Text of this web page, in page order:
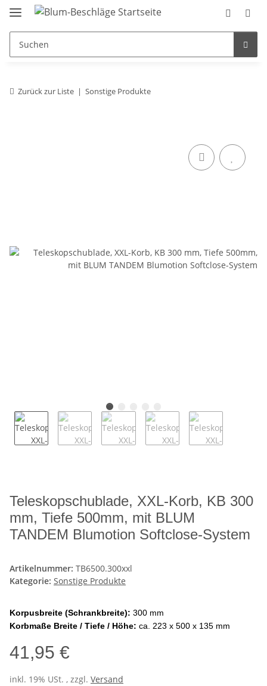
Zurück zur Liste Sonstige Produkte
Teleskopschublade, XXL-Korb, KB 300
mm, Tiefe 500mm, mit BLUM
TANDEM Blumotion Softclose-System
Artikelnummer: TB6500.300xxl
Kategorie: Sonstige Produkte
Korpusbreite (Schrankbreite): 300 mm
Korbmaße Breite / Tiefe / Höhe: ca. 223 x 500 x 135 mm
41,95 €
inkl. 19% USt. , zzgl. Versand